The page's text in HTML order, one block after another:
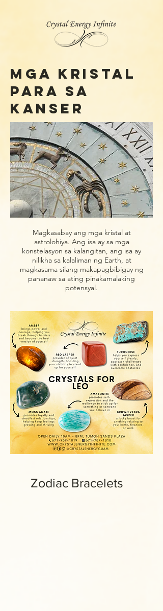
MGA KRISTAL
PARA SA
KANSER
Magkasabay ang mga kristal at
astrolohiya. Ang isa ay sa mga
konstelasyon sa kalangitan, ang isa ay
nilikha sa kalaliman ng Earth, at
magkasama silang makapagbibigay ng
pananaw sa ating pinakamalaking
potensyal.
Zodiac Bracelets